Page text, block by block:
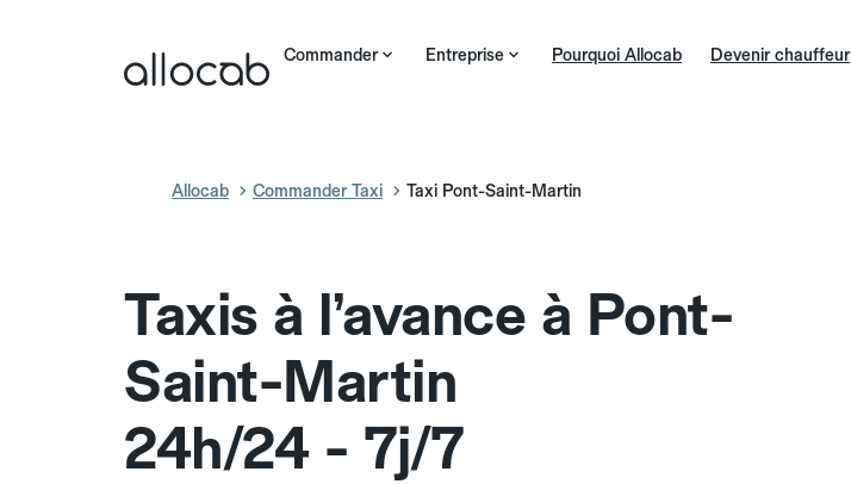
Commander Entreprise Pourquoi Allocab Devenir chauffeur
Allocab Commander Taxi Taxi Pont-Saint-Martin
Taxis à l’avance à Pont-
Saint-Martin
24h/24 - 7j/7